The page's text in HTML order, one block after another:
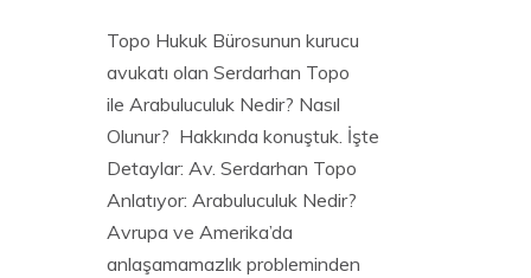
Topo Hukuk Bürosunun kurucu
avukatı olan Serdarhan Topo
ile Arabuluculuk Nedir? Nasıl
Olunur? Hakkında konuştuk. İşte
Detaylar: Av. Serdarhan Topo
Anlatıyor: Arabuluculuk Nedir?
Avrupa ve Amerika’da
anlaşamamazlık probleminden